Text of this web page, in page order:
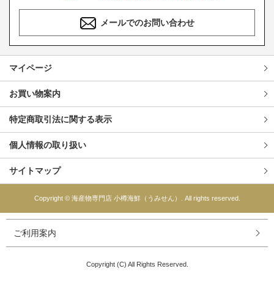
メールでのお問い合わせ
マイページ
お買い物案内
特定商取引法に関する表示
個人情報の取り扱い
サイトマップ
Copyright © 海産物専門店 小樽海鮮（うみせん）. All rights reserved.
ご利用案内
Copyright (C) All Rights Reserved.